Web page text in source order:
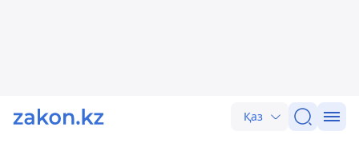
Қаз